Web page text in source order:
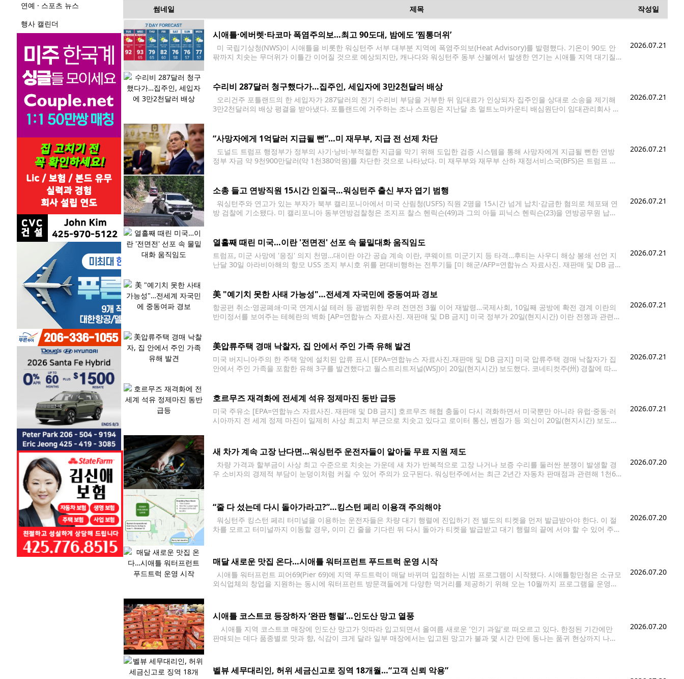
연예 · 스포츠 뉴스
행사 캘린더
썸네일 제목 작성일
시애틀·에버렛·타코마 폭염주의보…최고 90도대, 밤에도 ‘찜통더위’
미 국립기상청(NWS)이 시애틀을 비롯한 워싱턴주 서부 대부분 지역에 폭염주의보(Heat Advisory)를 발령했다. 기온이 90도 안
팎까지 치솟는 무더위가 이틀간 이어질 것으로 예상되지만, 캐나다와 워싱턴주 동부 산불에서 발생한 연기는 시애틀 지역 대기질
2026.07.21
수리비 287달러 청구했다가…집주인, 세입자에 3만2천달러 배상
오리건주 포틀랜드의 한 세입자가 287달러의 전기 수리비 부담을 거부한 뒤 임대료가 인상되자 집주인을 상대로 소송을 제기해
3만2천달러의 배상 평결을 받아냈다. 포틀랜드에 거주하는 조나 스프링은 지난달 초 멀트노마카운티 배심원단이 임대관리회사 에
2026.07.21
“사망자에게 1억달러 지급될 뻔”…미 재무부, 지급 전 선제 차단
도널드 트럼프 행정부가 정부의 사기·낭비·부적절한 지급을 막기 위해 도입한 검증 시스템을 통해 사망자에게 지급될 뻔한 연방
정부 자금 약 9천900만달러(약 1천380억원)를 차단한 것으로 나타났다. 미 재무부와 재무부 산하 재정서비스국(BFS)은 트럼프 대
2026.07.21
소총 들고 연방직원 15시간 인질극…워싱턴주 출신 부자 엽기 범행
워싱턴주와 연고가 있는 부자가 북부 캘리포니아에서 미국 산림청(USFS) 직원 2명을 15시간 넘게 납치·감금한 혐의로 체포돼 연
방 검찰에 기소됐다. 미 캘리포니아 동부연방검찰청은 조지프 찰스 헨릭슨(49)과 그의 아들 피닉스 헨릭슨(23)을 연방공무원 납치
2026.07.21
열흘째 때린 미국…이란 '전면전' 선포 속 물밑대화 움직임도
트럼프, 미군 사망에 '응징' 의지 천명…대이란 야간 공습 계속 이란, 쿠웨이트 미군기지 등 타격…후티는 사우디 해상 봉쇄 선언 지
난달 30일 아라비아해의 항모 USS 조지 부시호 위를 편대비행하는 전투기들 [미 해군/AFP=연합뉴스 자료사진. 재판매 및 DB 금
2026.07.21
美 "예기치 못한 사태 가능성"…전세계 자국민에 중동여파 경보
항공편 취소·영공폐쇄·미국 연계시설 테러 등 광범위한 우려 전면전 3월 이어 재발령…국제사회, 10일째 공방에 확전 경계 이란의
반미정서를 보여주는 테헤란의 벽화 [AP=연합뉴스 자료사진. 재판매 및 DB 금지] 미국 정부가 20일(현지시간) 이란 전쟁과 관련해
2026.07.21
美압류주택 경매 낙찰자, 집 안에서 주인 가족 유해 발견
미국 버지니아주의 한 주택 앞에 설치된 압류 표시 [EPA=연합뉴스 자료사진.재판매 및 DB 금지] 미국 압류주택 경매 낙찰자가 집
안에서 주인 가족을 포함한 유해 3구를 발견했다고 월스트리트저널(WSJ)이 20일(현지시간) 보도했다. 코네티컷주(州) 경찰에 따르
2026.07.21
호르무즈 재격화에 전세계 석유 정제마진 동반 급등
미국 주유소 [EPA=연합뉴스 자료사진. 재판매 및 DB 금지] 호르무즈 해협 충돌이 다시 격화하면서 미국뿐만 아니라 유럽·중동·러
시아까지 전 세계 정제 마진이 일제히 사상 최고치 부근으로 치솟고 있다고 로이터 통신, 벤징가 등 외신이 20일(현지시간) 보도했
2026.07.21
새 차가 계속 고장 난다면…워싱턴주 운전자들이 알아둘 무료 지원 제도
차량 가격과 할부금이 사상 최고 수준으로 치솟는 가운데 새 차가 반복적으로 고장 나거나 보증 수리를 둘러싼 분쟁이 발생할 경
우 소비자의 경제적 부담이 눈덩이처럼 커질 수 있어 주의가 요구된다. 워싱턴주에서는 최근 2년간 자동차 판매점과 관련해 1천60
2026.07.20
“줄 다 섰는데 다시 돌아가라고?”…킹스턴 페리 이용객 주의해야
워싱턴주 킹스턴 페리 터미널을 이용하는 운전자들은 차량 대기 행렬에 진입하기 전 별도의 티켓을 먼저 발급받아야 한다. 이 절
차를 모르고 터미널까지 이동할 경우, 이미 긴 줄을 기다린 뒤 다시 돌아가 티켓을 발급받고 대기 행렬의 끝에 서야 할 수 있어 주의
2026.07.20
매달 새로운 맛집 온다…시애틀 워터프런트 푸드트럭 운영 시작
시애틀 워터프런트 피어69(Pier 69)에 지역 푸드트럭이 매달 바뀌며 입점하는 시범 프로그램이 시작됐다. 시애틀항만청은 소규모
외식업체의 창업을 지원하는 동시에 워터프런트 방문객들에게 다양한 먹거리를 제공하기 위해 오는 10월까지 프로그램을 운영한
2026.07.20
시애틀 코스트코 등장하자 ‘완판 행렬’…인도산 망고 열풍
시애틀 지역 코스트코 매장에 인도산 망고가 잇따라 입고되면서 올여름 새로운 ‘인기 과일’로 떠오르고 있다. 한정된 기간에만
판매되는 데다 품종별로 맛과 향, 식감이 크게 달라 일부 매장에서는 입고된 망고가 불과 몇 시간 만에 동나는 품귀 현상까지 나타
2026.07.20
벨뷰 세무대리인, 허위 세금신고로 징역 18개월…“고객 신뢰 악용”